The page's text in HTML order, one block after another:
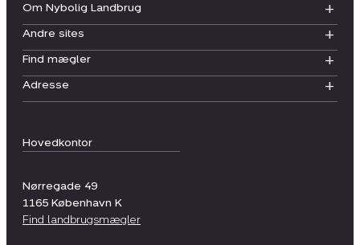
Hovedkontor
Nørregade 49
1165 København K
Find landbrugsmægler
Om Nybolig Landbrug
Andre sites
Find mægler
Adresse